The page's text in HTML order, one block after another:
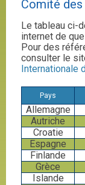
Comité
Le tableau ci-
internet de
Pour des
consulter le
Internationale
Pays
Allemagne
Autriche
Croatie
Espagne
Finlande
Grèce
Islande